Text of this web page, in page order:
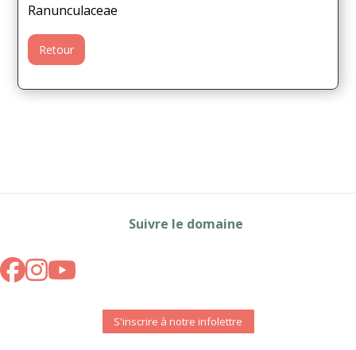
Ranunculaceae
Retour
Suivre le domaine
S'inscrire à notre infolettre